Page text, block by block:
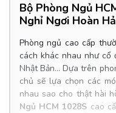
Bộ Phòng Ngủ
Nghỉ Ngơi Hoàn
Phòng ngủ cao cấp
cách khác nhau như cổ
Nhật Bản… Dựa trên
chủ sẽ lựa chọn các
nhau sao cho thật hài
Ngủ HCM 1028S cao